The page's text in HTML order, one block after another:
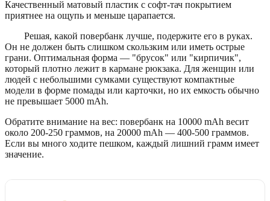
Качественный матовый пластик с софт-тач покрытием
приятнее на ощупь и меньше царапается.
Решая, какой повербанк лучше, подержите его в руках.
Он не должен быть слишком скользким или иметь острые
грани. Оптимальная форма — "брусок" или "кирпичик",
который плотно лежит в кармане рюкзака. Для женщин или
людей с небольшими сумками существуют компактные
модели в форме помады или карточки, но их емкость обычно
не превышает 5000 mAh.
Обратите внимание на вес: повербанк на 10000 mAh весит
около 200-250 граммов, на 20000 mAh — 400-500 граммов.
Если вы много ходите пешком, каждый лишний грамм имеет
значение.